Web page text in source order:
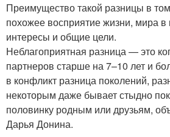
Преимущество такой разницы в
похожее восприятие жизни, мира
интересы и общие цели.
Неблагоприятная разница — это
партнеров старше на 7–10 лет и
в конфликт разница поколений,
некоторым даже бывает стыдно
половинку родным или друзьям,
Дарья Донина.